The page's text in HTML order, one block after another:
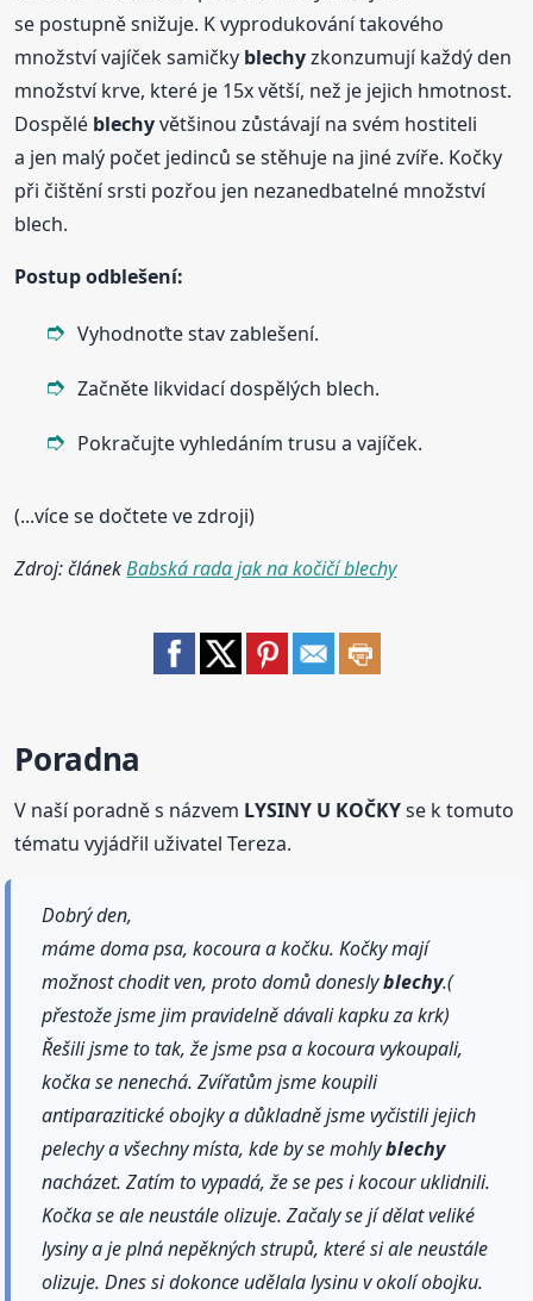
se postupně snižuje. K vyprodukování takového
množství vajíček samičky blechyzkonzumují každý den
množství krve, které je 15x větší, než je jejich hmotnost.
Dospělé blechyvětšinou zůstávají na svém hostiteli
a jen malý počet jedinců se stěhuje na jiné zvíře. Kočky
při čištění srsti pozřou jen nezanedbatelné množství
blech.
Postup odblešení:
Vyhodnoťte stav zablešení.
Začněte likvidací dospělých blech.
Pokračujte vyhledáním trusu a vajíček.
(...více se dočtete ve zdroji)
Zdroj: článekBabská rada jak na kočičí blechy
Poradna
V naší poradně s názvem LYSINY U KOČKYse k tomuto
tématu vyjádřil uživatel Tereza.
Dobrý den,
máme doma psa, kocoura a kočku. Kočky mají
možnost chodit ven, proto domů doneslyblechy.(
přestože jsme jim pravidelně dávali kapku za krk)
Řešili jsme to tak, že jsme psa a kocoura vykoupali,
kočka se nenechá. Zvířatům jsme koupili
antiparazitické obojky a důkladně jsme vyčistili jejich
pelechy a všechny místa, kde by se mohlyblechy
nacházet. Zatím to vypadá, že se pes i kocour uklidnili.
Kočka se ale neustále olizuje. Začaly se jí dělat veliké
lysiny a je plná nepěkných strupů, které si ale neustále
olizuje. Dnes si dokonce udělala lysinu v okolí obojku.